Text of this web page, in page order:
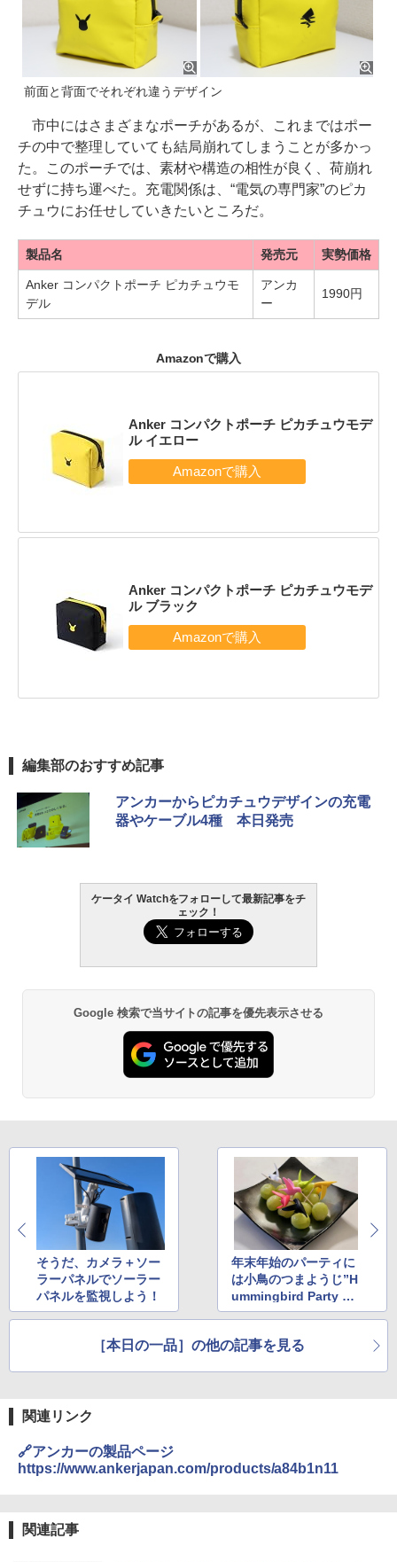
前面と背面でそれぞれ違うデザイン
市中にはさまざまなポーチがあるが、これまではポー
チの中で整理していても結局崩れてしまうことが多かっ
た。このポーチでは、素材や構造の相性が良く、荷崩れ
せずに持ち運べた。充電関係は、“電気の専門家”のピカ
チュウにお任せしていきたいところだ。
製品名 発売元 実勢価格
Anker コンパクトポーチ ピカチュウモ
デル
アンカ
ー
1990円
Amazonで購入
Anker コンパクトポーチ ピカチュウモデ
ル イエロー
Anker コンパクトポーチ ピカチュウモデ
ル ブラック
編集部のおすすめ記事
アンカーからピカチュウデザインの充電
器やケーブル4種 本日発売
ケータイ Watchをフォローして最新記事をチ
ェック！
Google 検索で当サイトの記事を優先表示させる
そうだ、カメラ＋ソー
ラーパネルでソーラー
パネルを監視しよう！
年末年始のパーティに
は小鳥のつまようじ”H
ummingbird Party Fo
rk”で！
［本日の一品］の他の記事を見る
関連リンク
🔗アンカーの製品ページ
https://www.ankerjapan.com/products/a84b1n11
関連記事